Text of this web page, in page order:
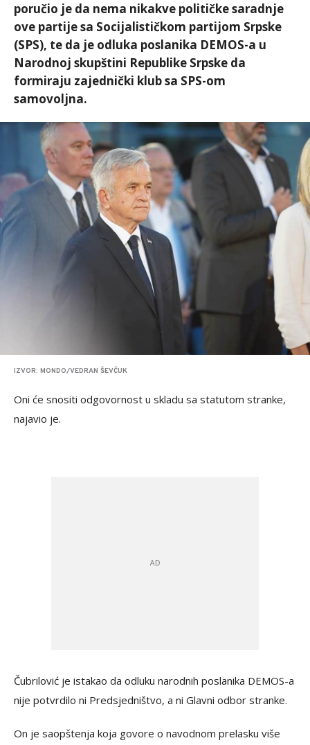
poručio je da nema nikakve političke saradnje
ove partije sa Socijalističkom partijom Srpske
(SPS), te da je odluka poslanika DEMOS-a u
Narodnoj skupštini Republike Srpske da
formiraju zajednički klub sa SPS-om
samovoljna.
IZVOR: MONDO/VEDRAN ŠEVČUK
Oni će snositi odgovornost u skladu sa statutom stranke,
najavio je.
Čubrilović je istakao da odluku narodnih poslanika DEMOS-a
nije potvrdilo ni Predsjedništvo, a ni Glavni odbor stranke.
On je saopštenja koja govore o navodnom prelasku više